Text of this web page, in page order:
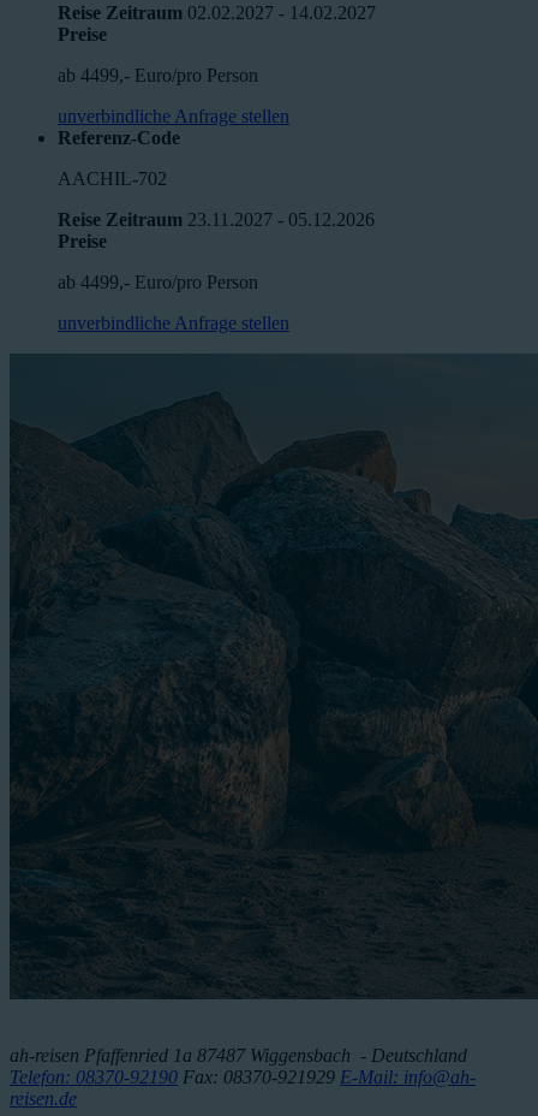
Reise Zeitraum 02.02.2027 - 14.02.2027
Preise
ab 4499,- Euro/pro Person
unverbindliche Anfrage stellen
Referenz-Code
AACHIL-702
Reise Zeitraum 23.11.2027 - 05.12.2026
Preise
ab 4499,- Euro/pro Person
unverbindliche Anfrage stellen
ah-reisen Pfaffenried 1a 87487 Wiggensbach - Deutschland
Telefon: 08370-92190 Fax: 08370-921929 E-Mail: info@ah-
reisen.de